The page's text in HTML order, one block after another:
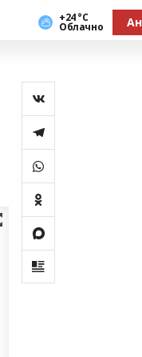
+24 °С
Облачно